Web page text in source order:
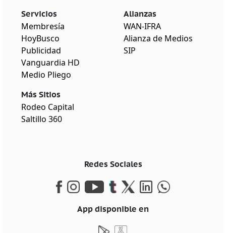
Servicios
Membresía
HoyBusco
Publicidad
Vanguardia HD
Medio Pliego
Más Sitios
Rodeo Capital
Saltillo 360
Alianzas
WAN-IFRA
Alianza de Medios
SIP
Redes Sociales
App disponible en